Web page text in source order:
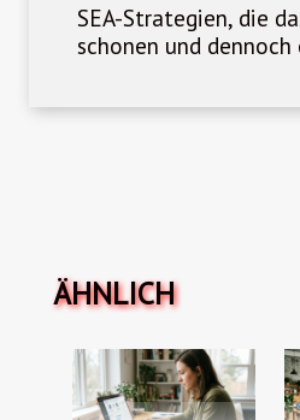
SEA-Strategien, die
schonen und
ÄHNLICH